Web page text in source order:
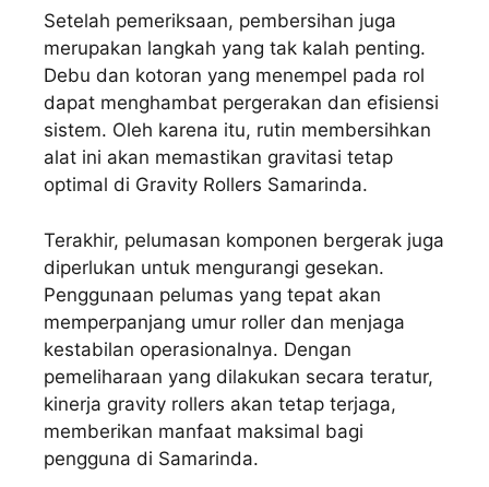
Setelah pemeriksaan, pembersihan juga
merupakan langkah yang tak kalah penting.
Debu dan kotoran yang menempel pada rol
dapat menghambat pergerakan dan efisiensi
sistem. Oleh karena itu, rutin membersihkan
alat ini akan memastikan gravitasi tetap
optimal di Gravity Rollers Samarinda.
Terakhir, pelumasan komponen bergerak juga
diperlukan untuk mengurangi gesekan.
Penggunaan pelumas yang tepat akan
memperpanjang umur roller dan menjaga
kestabilan operasionalnya. Dengan
pemeliharaan yang dilakukan secara teratur,
kinerja gravity rollers akan tetap terjaga,
memberikan manfaat maksimal bagi
pengguna di Samarinda.